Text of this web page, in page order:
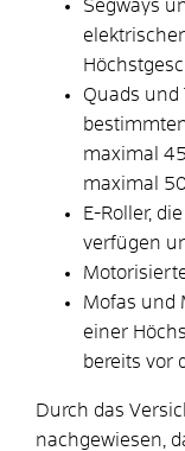
Segways
Quads und
maximal
maximal
E-Roller,
verfügen
Mofas und
einer
bereits vor
Durch das
nachgewiesen,